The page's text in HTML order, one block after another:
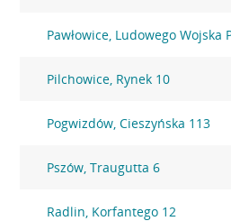
Pawłowice, Ludowego Wojska
Pilchowice, Rynek 10
Pogwizdów, Cieszyńska 113
Pszów, Traugutta 6
Radlin, Korfantego 12